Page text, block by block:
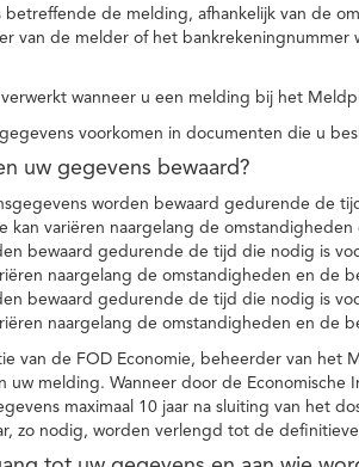
de melding, afhankelijk van de
van de melder of het
wanneer u een melding bij het
voorkomen in documenten die u
uw gegevens bewaard?
worden bewaard gedurende de
kan variëren naargelang de
bewaard gedurende de tijd die nodig is
naargelang de omstandigheden en de
bewaard gedurende de tijd die nodig is
naargelang de omstandigheden en de
van de FOD Economie, beheerder van het
uw melding. Wanneer door de
maximaal 10 jaar na sluiting van het
zo nodig, worden verlengd tot de